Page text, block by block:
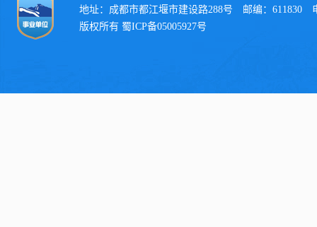
地址：成都市都江堰市建设路288号 邮编：611830
版权所有 蜀ICP备05005927号